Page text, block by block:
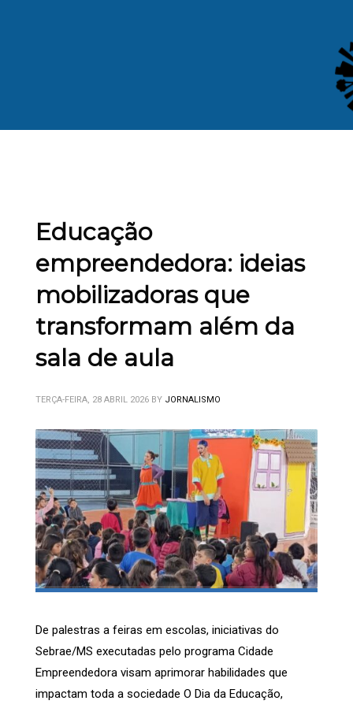
Educação
empreendedora: ideias
mobilizadoras que
transformam além da
sala de aula
TERÇA-FEIRA, 28 ABRIL 2026 BY JORNALISMO
De palestras a feiras em escolas, iniciativas do
Sebrae/MS executadas pelo programa Cidade
Empreendedora visam aprimorar habilidades que
impactam toda a sociedade O Dia da Educação,